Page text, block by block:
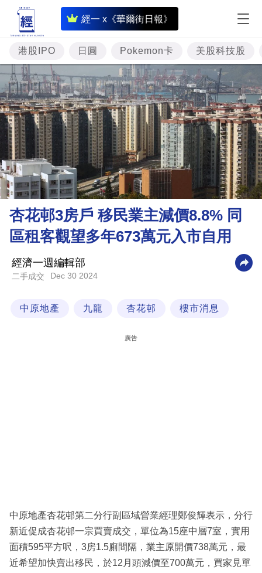
經一 x《華爾街日報》
即
時
財
經
專
題
投
資
樓
市
理
財
商
業
科
區
港股IPO 日圓 Pokemon卡 美股科技股
杏花邨3房戶 移民業主減價8.8% 同
區租客觀望多年673萬元入市自用
經濟一週編輯部
二手成交 Dec 30 2024
中原地產 九龍 杏花邨 樓市消息
廣告
中原地產杏花邨第二分行副區域營業經理鄭俊輝表示，分行
新近促成杏花邨一宗買賣成交，單位為15座中層7室，實用
面積595平方呎，3房1.5廁間隔，業主原開價738萬元，最
近希望加快賣出移民，於12月頭減價至700萬元，買家見單